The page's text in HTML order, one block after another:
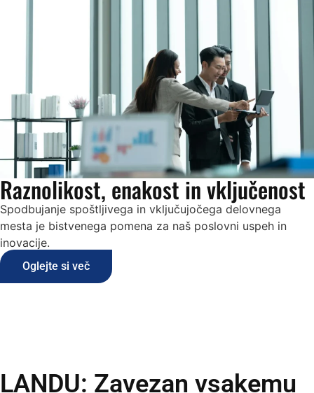
Raznolikost, enakost in vključenost
Spodbujanje spoštljivega in vključujočega delovnega
mesta je bistvenega pomena za naš poslovni uspeh in
inovacije.
Oglejte si več
LANDU: Zavezan vsakemu